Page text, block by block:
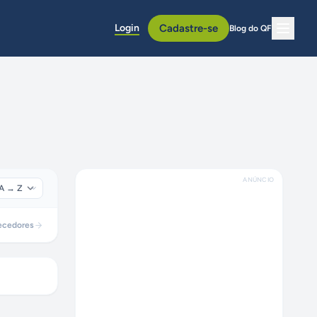
Login Cadastre-se Blog do QF
ANÚNCIO